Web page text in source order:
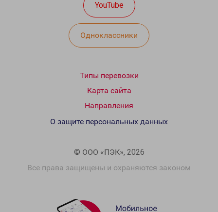
YouTube
Одноклассники
Типы перевозки
Карта сайта
Направления
© ООО «ПЭК», 2026
Все права защищены и охраняются законом
О защите персональных данных